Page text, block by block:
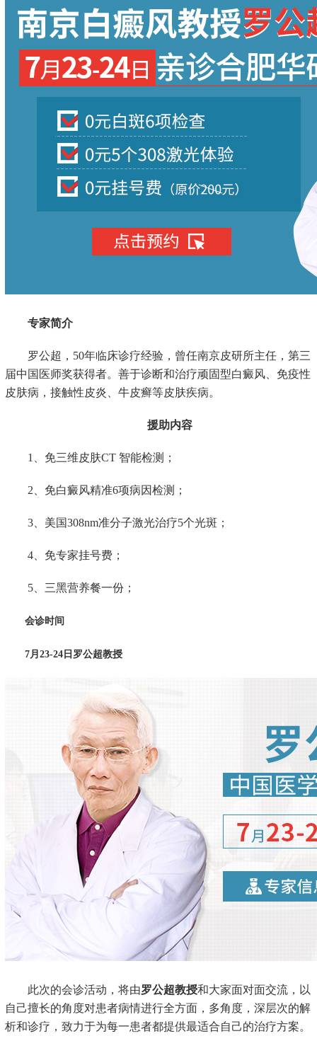
专家简介
罗公超，50年临床诊疗经验，曾任南京皮研所主任，第三
届中国医师奖获得者。善于诊断和治疗顽固型白癜风、免疫性
皮肤病，接触性皮炎、牛皮癣等皮肤疾病。
援助内容
1、免三维皮肤CT 智能检测；
2、免白癜风精准6项病因检测；
3、美国308nm准分子激光治疗5个光斑；
4、免专家挂号费；
5、三黑营养餐一份；
会诊时间
7月23-24日罗公超教授
此次的会诊活动，将由罗公超教授和大家面对面交流，以
自己擅长的角度对患者病情进行全方面，多角度，深层次的解
析和诊疗，致力于为每一患者都提供最适合自己的治疗方案。